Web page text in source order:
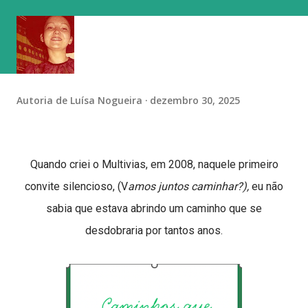
Autoria de Luísa Nogueira dezembro 30, 2025
Quando criei o Multivias, em 2008, naquele primeiro
convite silencioso, (Vamos juntos caminhar?), eu não
sabia que estava abrindo um caminho que se
desdobraria por tantos anos.